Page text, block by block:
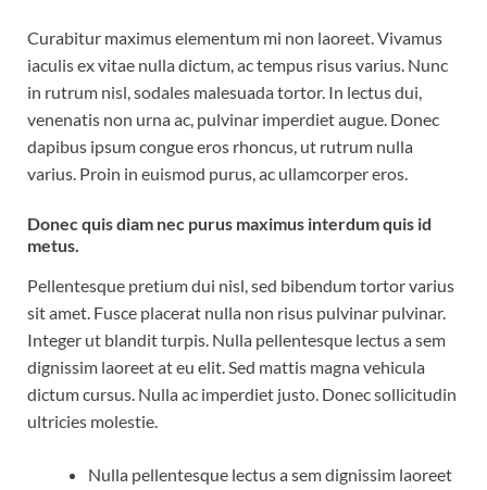
Curabitur maximus elementum mi non laoreet. Vivamus
iaculis ex vitae nulla dictum, ac tempus risus varius. Nunc
in rutrum nisl, sodales malesuada tortor. In lectus dui,
venenatis non urna ac, pulvinar imperdiet augue. Donec
dapibus ipsum congue eros rhoncus, ut rutrum nulla
varius. Proin in euismod purus, ac ullamcorper eros.
Donec quis diam nec purus maximus interdum quis id
metus.
Pellentesque pretium dui nisl, sed bibendum tortor varius
sit amet. Fusce placerat nulla non risus pulvinar pulvinar.
Integer ut blandit turpis. Nulla pellentesque lectus a sem
dignissim laoreet at eu elit. Sed mattis magna vehicula
dictum cursus. Nulla ac imperdiet justo. Donec sollicitudin
ultricies molestie.
Nulla pellentesque lectus a sem dignissim laoreet